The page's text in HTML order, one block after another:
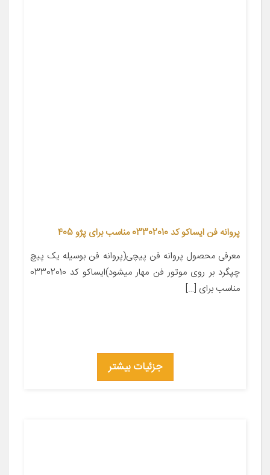
پروانه فن ایساکو کد 03302010 مناسب برای پژو 405
معرفی محصول پروانه فن پیچی(پروانه فن بوسیله یک پیچ
چپگرد بر روی موتور فن مهار میشود)ایساکو کد 03302010
مناسب برای […]
جزئیات بیشتر